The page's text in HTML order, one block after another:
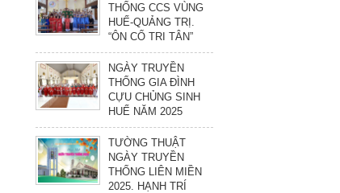
THỐNG CCS VÙNG
HUẾ-QUẢNG TRỊ.
“ÔN CỐ TRI TÂN”
NGÀY TRUYỀN
THỐNG GIA ĐÌNH
CỰU CHỦNG SINH
HUẾ NĂM 2025
TƯỜNG THUẬT
NGÀY TRUYỀN
THỐNG LIÊN MIỀN
2025. HẠNH TRÍ